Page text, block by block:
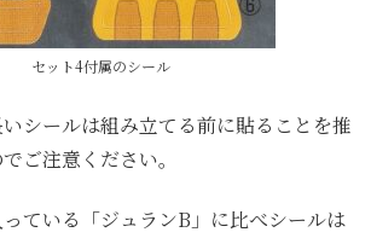
セット4付属のシール
シールは組み立てる前に貼ることを推
ご注意ください。
ている「ジュランB」に比べシールは